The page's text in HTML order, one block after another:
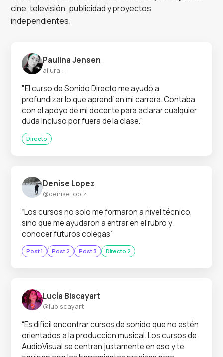
cine, televisión, publicidad y proyectos
independientes.
Paulina Jensen
ailura._
"El curso de Sonido Directo me ayudó a
profundizar lo que aprendí en mi carrera. Contaba
con el apoyo de mi docente para aclarar cualquier
duda incluso por fuera de la clase."
Directo
Denise Lopez
@denise.lop.z
“Los cursos no solo me formaron a nivel técnico,
sino que me ayudaron a entrar en el rubro y
conocer futuros colegas”
Post 1 Post 2 Post 3 Directo 2
Lucía Biscayart
@lubiscayart
“Es difícil encontrar cursos de sonido que no estén
orientados a la producción musical. Los cursos de
AudioVisual se centran justamente en eso y te